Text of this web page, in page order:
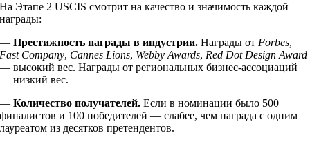
На Этапе 2 USCIS смотрит на качество и значимость каждой
награды:
—Престижность награды в индустрии. Награды от Forbes,
Fast Company, Cannes Lions, Webby Awards, Red Dot Design Award
— высокий вес. Награды от региональных бизнес-ассоциаций
— низкий вес.
—Количество получателей. Если в номинации было 500
финалистов и 100 победителей — слабее, чем награда с одним
лауреатом из десятков претендентов.